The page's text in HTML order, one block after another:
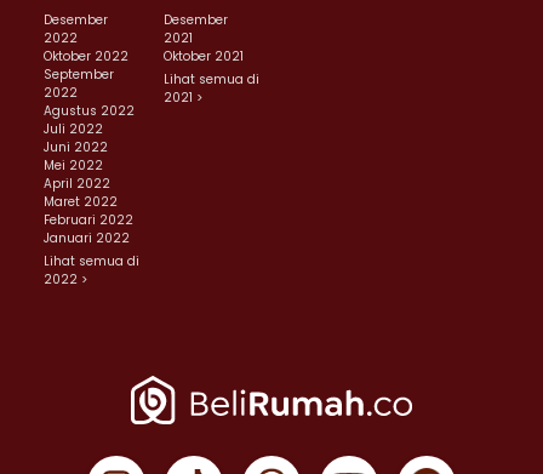
Desember
2022
Oktober 2022
September
2022
Agustus 2022
Juli 2022
Juni 2022
Mei 2022
April 2022
Maret 2022
Februari 2022
Januari 2022
Lihat semua di
2022 >
Desember
2021
Oktober 2021
Lihat semua di
2021 >